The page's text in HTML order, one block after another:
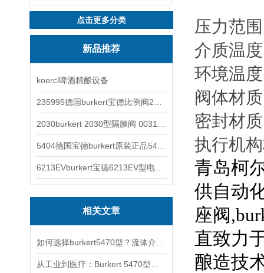
点击更多分类
新品推荐
koercl啤酒精酿设备
相关文章
压力范围
介质温度
环境温度
阀体材质
密封材质
执行机
青岛柯
供自动
座阀
直致力
酿造技